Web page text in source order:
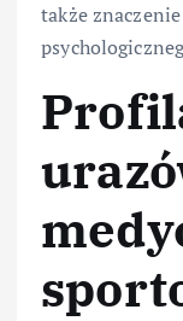
także